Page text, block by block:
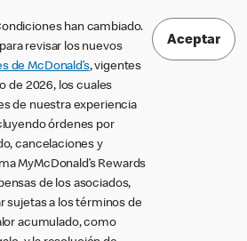
han cambiado.
revisar los nuevos
de McDonald’s, vigentes
de 2026, los cuales
de nuestra experiencia
órdenes por
cancelaciones y
MyMcDonald’s Rewards
de los asociados,
sujetas a los términos de
acumulado, como
Aceptar